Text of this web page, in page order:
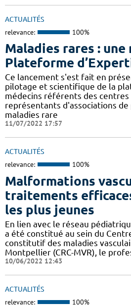
ACTUALITÉS
relevance: 100%
Maladies rares : une
Plateforme
Ce lancement s'est fait en
pilotage et scientifique de la
médecins référents des centres
représentants d'associations de
maladies rare
11/07/2022 17:57
ACTUALITÉS
relevance: 100%
Malformations
traitements
les plus jeunes
En lien avec le réseau
a été constitué au sein du
constitutif des maladies
Montpellier (CRC-MVR), le
10/06/2022 12:43
ACTUALITÉS
relevance: 100%